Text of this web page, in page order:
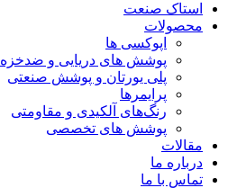
استاک صنعت
محصولات
اپوکسی ها
پوشش های دریایی و ضدخزه
پلی یورتان و پوشش صنعتی
پرایمرها
رنگ‌های آلکیدی و مقاومتی
پوشش های تخصصی
مقالات
درباره ما
تماس با ما